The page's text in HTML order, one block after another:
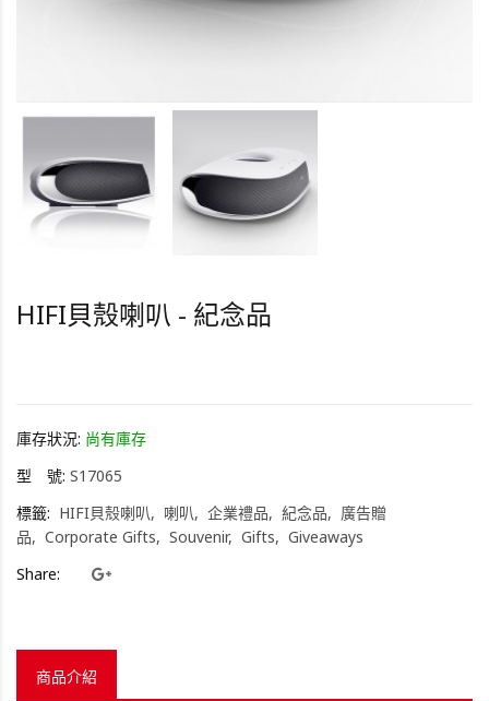
HIFI貝殼喇叭 - 紀念品
庫存狀況: 尚有庫存
型 號: S17065
標籤: HIFI貝殼喇叭 喇叭 企業禮品 紀念品
廣告贈
品
Corporate Gifts Souvenir Gifts
Giveaways
Share:
商品介紹